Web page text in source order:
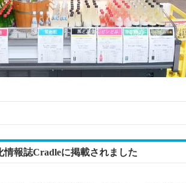
情報誌Cradleに掲載されました